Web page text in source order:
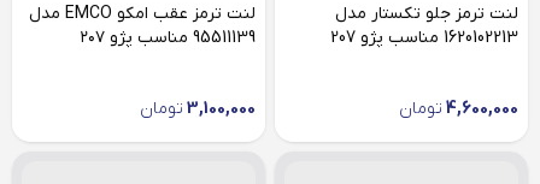
لنت ترمز جلو تکستار مدل
1620102213 مناسب پژو 207
4,600,000 تومان
لنت ترمز عقب امکو EMCO مدل
95511139 مناسب پژو ۲۰۷
3,100,000 تومان